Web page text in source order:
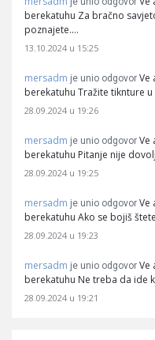
berekatuhu Za bračno
poznajete.…
13.10.2024 u 15:25
mersadm je unio odgovor Ve
berekatuhu Tražite tiknture
28.09.2024 u 19:26
mersadm je unio odgovor Ve
berekatuhu Pitanje nije
28.09.2024 u 19:25
mersadm je unio odgovor Ve
berekatuhu Ako se bojiš
28.09.2024 u 19:23
mersadm je unio odgovor Ve
berekatuhu Ne treba da ide
28.09.2024 u 19:21